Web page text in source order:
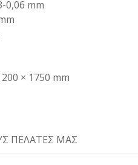
0,06 mm
× 1750 mm
ΠΕΛΆΤΕΣ ΜΑΣ